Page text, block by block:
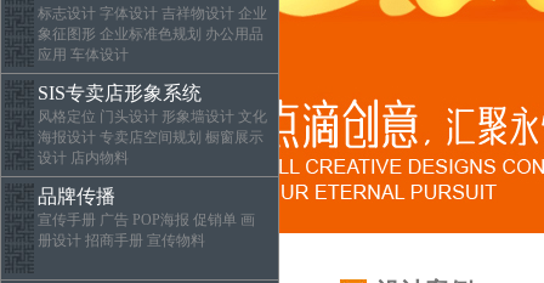
标志设计 字体设计 吉祥物设计 企业
象征图形 企业标准色规划 办公用品
应用 车体设计
SIS专卖店形象系统
风格定位 门头设计 形象墙设计 文化
海报设计 专卖店空间规划 橱窗展示
设计 店内物料
品牌传播
宣传手册 广告 POP海报 促销单 画
册设计 招商手册 宣传物料